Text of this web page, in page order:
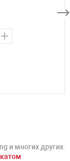
и многих других